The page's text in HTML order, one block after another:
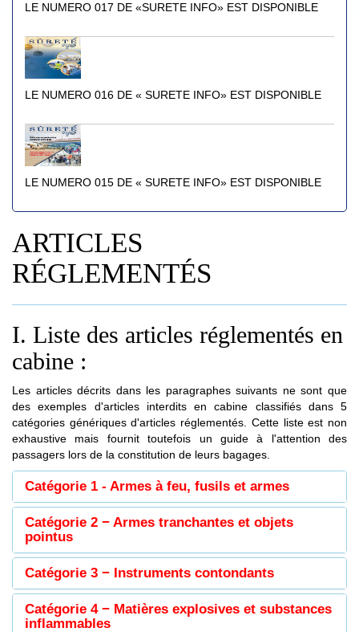
LE NUMERO 017 DE «SURETE INFO» EST DISPONIBLE
LE NUMERO 016 DE « SURETE INFO» EST DISPONIBLE
LE NUMERO 015 DE « SURETE INFO» EST DISPONIBLE
ARTICLES
RÉGLEMENTÉS
I. Liste des articles réglementés en
cabine :
Les articles décrits dans les paragraphes suivants ne sont que
des exemples d'articles interdits en cabine classifiés dans 5
catégories génériques d'articles réglementés. Cette liste est non
exhaustive mais fournit toutefois un guide à l'attention des
passagers lors de la constitution de leurs bagages.
Catégorie 1 - Armes à feu, fusils et armes
Catégorie 2 − Armes tranchantes et objets
pointus
Catégorie 3 − Instruments contondants
Catégorie 4 − Matières explosives et substances
inflammables